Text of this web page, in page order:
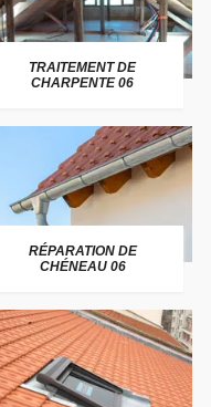
TRAITEMENT DE
CHARPENTE 06
RÉPARATION DE
CHÉNEAU 06